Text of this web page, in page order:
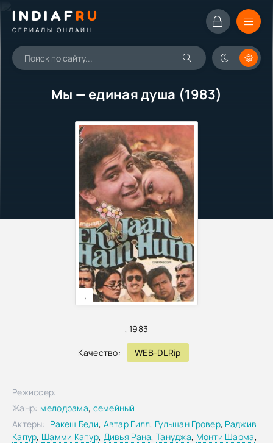
INDIAFRU
СЕРИАЛЫ ОНЛАЙН
Мы — единая душа (1983)
,1983
Качество: WEB-DLRip
,
Режиссер:
Жанр: мелодрама, семейный
Актеры: Ракеш Беди, Автар Гилл, Гульшан Гровер, Раджив
Капур, Шамми Капур, Дивья Рана, Тануджа, Монти Шарма,